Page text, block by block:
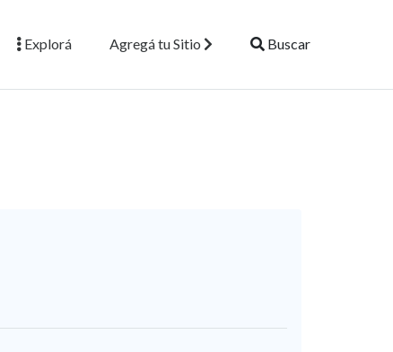
Explorá Agregá tu Sitio Buscar